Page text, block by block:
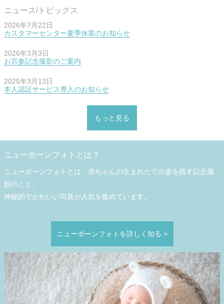
ニュース/トピックス
2026年7月22日
カスタマーセンター夏季休業のお知らせ
2026年3月3日
お宮参記念撮影のご案内
2025年3月13日
本人認証サービス導入のお知らせ
もっと見る
ニューボーンフォトとは？
ニューボーンフォトとは、赤ちゃんの生まれたての姿を残す記念撮
影のこと。
神秘的でかわいい写真が人気を集めています。
ニューボーンフォトを詳しく知る >